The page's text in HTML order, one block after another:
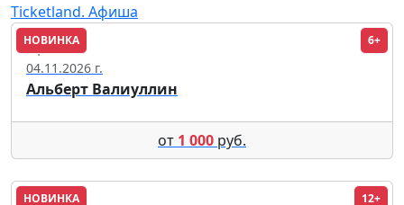
Ticketland. Афиша
НОВИНКА 6+
Уфа
04.11.2026 г.
Альберт Валиуллин
от 1 000 руб.
НОВИНКА 12+